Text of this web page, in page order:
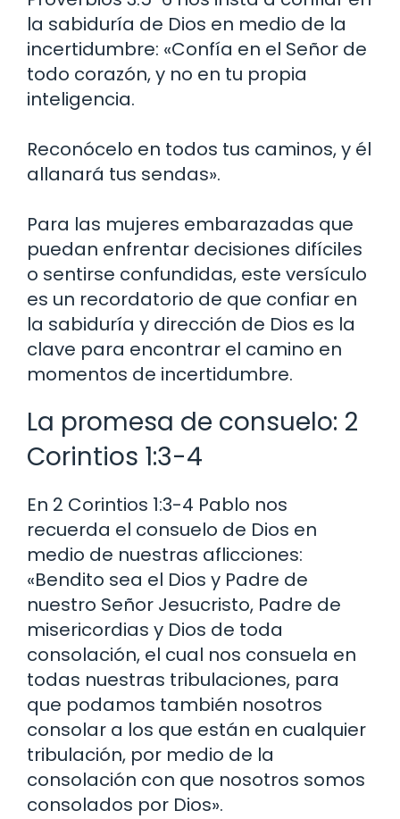
la sabiduría de Dios en medio de la
incertidumbre: «Confía en el Señor de
todo corazón, y no en tu propia
inteligencia.
Reconócelo en todos tus caminos, y él
allanará tus sendas».
Para las mujeres embarazadas que
puedan enfrentar decisiones difíciles
o sentirse confundidas, este versículo
es un recordatorio de que confiar en
la sabiduría y dirección de Dios es la
clave para encontrar el camino en
momentos de incertidumbre.
La promesa de consuelo: 2
Corintios 1:3-4
En 2 Corintios 1:3-4 Pablo nos
recuerda el consuelo de Dios en
medio de nuestras aflicciones:
«Bendito sea el Dios y Padre de
nuestro Señor Jesucristo, Padre de
misericordias y Dios de toda
consolación, el cual nos consuela en
todas nuestras tribulaciones, para
que podamos también nosotros
consolar a los que están en cualquier
tribulación, por medio de la
consolación con que nosotros somos
consolados por Dios».